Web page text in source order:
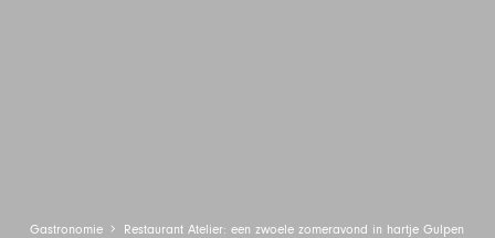
Gastronomie Restaurant Atelier: een zwoele zomeravond in hartje Gulpen